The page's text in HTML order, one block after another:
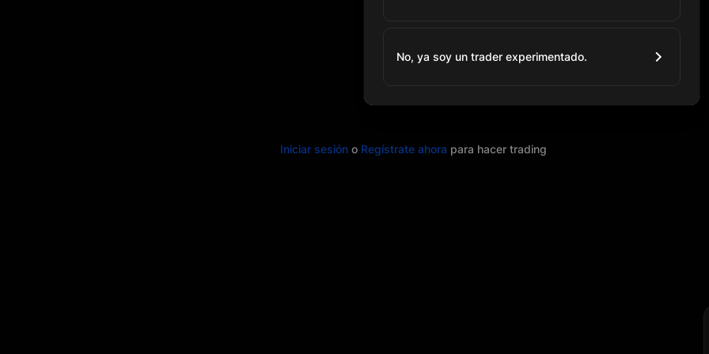
Iniciar sesión o Regístrate ahora para hacer trading
No, ya soy un trader experimentado.